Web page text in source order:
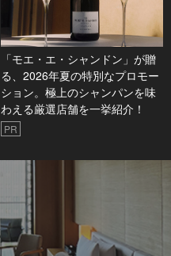
「モエ・エ・シャンドン」が贈
る、2026年夏の特別なプロモー
ション。極上のシャンパンを味
わえる厳選店舗を一挙紹介！
PR